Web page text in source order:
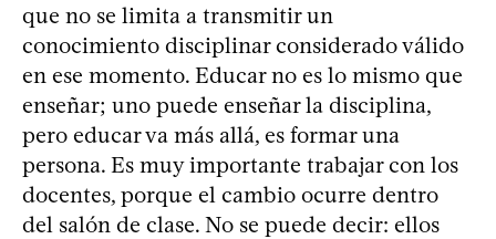
que no se limita a transmitir un
conocimiento disciplinar considerado válido
en ese momento. Educar no es lo mismo que
enseñar; uno puede enseñar la disciplina,
pero educar va más allá, es formar una
persona. Es muy importante trabajar con los
docentes, porque el cambio ocurre dentro
del salón de clase. No se puede decir: ellos